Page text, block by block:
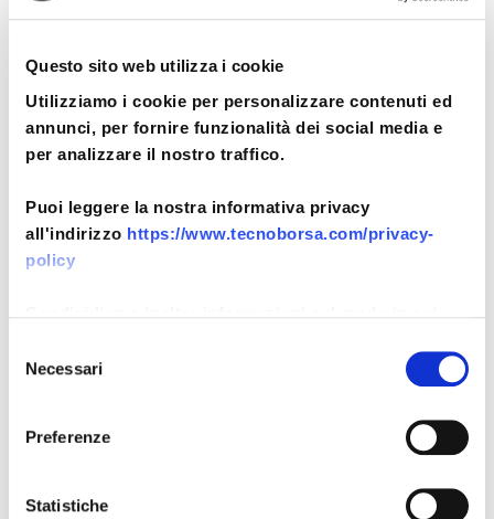
Questo sito web utilizza i cookie
Utilizziamo i cookie per personalizzare contenuti ed
annunci, per fornire funzionalità dei social media e
per analizzare il nostro traffico.
Puoi leggere la nostra informativa privacy
all'indirizzo https://www.tecnoborsa.com/privacy-
policy
occupano di analisi dei dati web, pubblicità e social
informazioni che ha fornito loro o che hanno raccolto
dal suo utilizzo dei loro servizi.
delNecessari
Preferenze
Statistiche
Bandi di concorso e selezioni
Bandi di gara e contratti
Sovvenzioni, contributi, sussidi, vantaggi
economici
Beni immobili e gestione del patrimonio
Informazioni ambientali
corruzione